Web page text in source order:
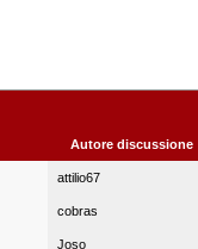
Autore discussione
attilio67
cobras
Joso